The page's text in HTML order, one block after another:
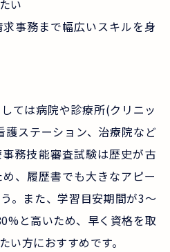
い
事務まで幅広いスキルを身
ては病院や診療所(クリニッ
護ステーション、治療院など
務技能審査試験は歴史が古
、履歴書でも大きなアピー
。また、学習目安期間が3～
と高いため、早く資格を取
い方におすすめです。